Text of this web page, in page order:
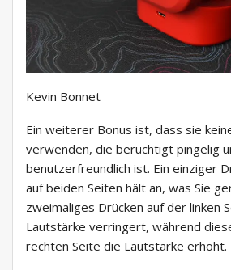
Kevin Bonnet
Ein weiterer Bonus ist, dass sie
verwenden, die berüchtigt pingelig
benutzerfreundlich ist. Ein einziger
auf beiden Seiten hält an, was Sie
zweimaliges Drücken auf der linken
Lautstärke verringert, während
rechten Seite die Lautstärke erhöht.